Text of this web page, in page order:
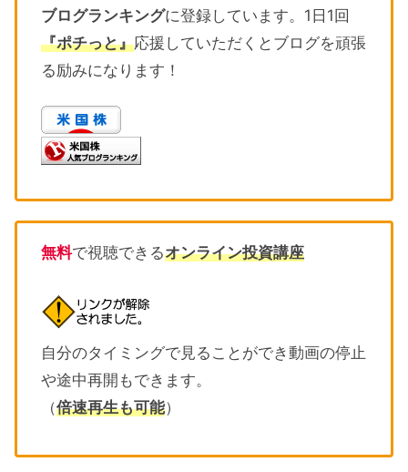
ブログランキングに登録しています。1日1回
『ポチっと』応援していただくとブログを頑張
る励みになります！
無料で視聴できるオンライン投資講座
自分のタイミングで見ることができ動画の停止
や途中再開もできます。
（倍速再生も可能）